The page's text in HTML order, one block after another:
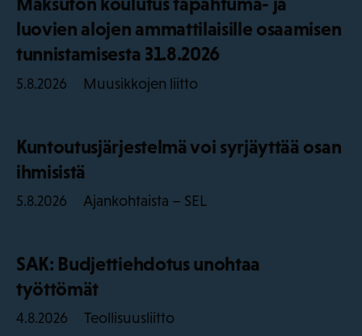
luovien alojen ammattilaisille osaamisen
tunnistamisesta 31.8.2026
5.8.2026 Muusikkojen liitto
Kuntoutusjärjestelmä voi syrjäyttää osan
ihmisistä
5.8.2026 Ajankohtaista – SEL
SAK: Budjettiehdotus unohtaa
työttömät
4.8.2026 Teollisuusliitto